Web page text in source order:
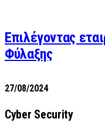
Επιλέγοντας
Φύλαξης
27/08/2024
Cyber Security